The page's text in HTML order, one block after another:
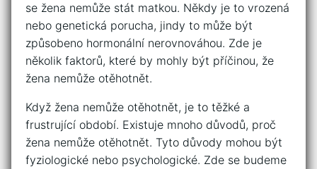
se žena nemůže stát matkou. Někdy je to vrozená
nebo genetická porucha, jindy to může být
způsobeno hormonální nerovnováhou. Zde je
několik faktorů, které by mohly být příčinou, že
žena nemůže otěhotnět.
Když žena nemůže otěhotnět, je to těžké a
frustrující období. Existuje mnoho důvodů, proč
žena nemůže otěhotnět. Tyto důvody mohou být
fyziologické nebo psychologické. Zde se budeme